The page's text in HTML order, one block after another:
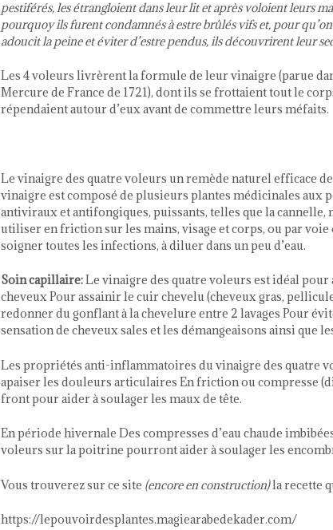
pes­tiférés, les étran­gloient dans leur lit et après voloient leurs
pourquoy ils furent con­damnés à estre brûlés vifs et, pour
adoucit la peine et éviter d’estre pen­dus, ils décou­vrirent leur
Les 4voleurs livrèrent la for­mule de leur vinai­gre (parue
Mer­cure de France de 1721), dont ils se frot­taient tout le
répendaient autour d’eux avant de com­met­tre leurs méfaits.
Le vinaigre des quatre voleurs un remède naturel efficace
vinaigre est composé de plusieurs plantes médicinales aux
antiviraux et antifongiques, puissants, telles que la
utiliser en friction sur les mains, visage et corps, ou par
soigner toutes les infections, à diluer dans un peu d’eau.
Soin capillaire:Le vinaigre des quatre voleurs est idéal
cheveux Pour assainir le cuir chevelu (cheveux gras,
redonner du gonflant à la chevelure entre 2 lavages Pour
sensation de cheveux sales et les démangeaisons ainsi que
Les propriétés anti-inflammatoires du vinaigre des quatre
apaiser les douleurs articulaires En friction ou compresse
front pour aider à soulager les maux de tête.
En période hivernale Des compresses d’eau chaude
voleurs sur la poitrine pourront aider à soulager les
Vous trouverez sur ce site (encore en construction)la recette
https://lepouvoirdesplantes.magiearabedekader.com/